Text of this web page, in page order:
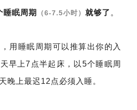
睡眠周期 （6-7.5小时） 就够了 。
用睡眠周期可以推算出你的入
早上7点半起床，以5个睡眠周
晚上最迟12点必须入睡。